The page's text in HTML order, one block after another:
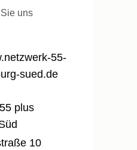
uns
55-
sued.de
plus
10